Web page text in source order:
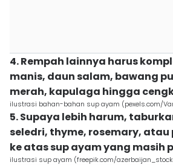
4. Rempah lainnya harus
manis, daun salam, bawang
merah, kapulaga hingga
ilustrasi bahan-bahan sup ayam (pexels.com/
5. Supaya lebih harum,
seledri, thyme, rosemary, atau
ke atas sup ayam yang masih
ilustrasi sup ayam (freepik.com/